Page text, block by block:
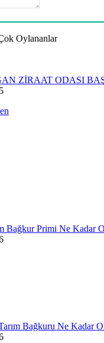
Oylananlar
ZİRAAT ODASI
Bağkur Primi Ne Kadar
Bağkuru Ne Kadar